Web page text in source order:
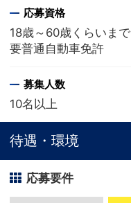
応募資格
18歳～60歳くらいまで
要普通自動車免許
募集人数
10名以上
待遇・環境
応募要件